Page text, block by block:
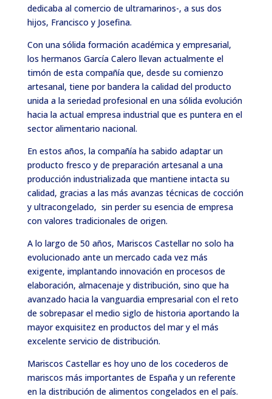
dedicaba al comercio de ultramarinos-, a sus dos
hijos, Francisco y Josefina.
Con una sólida formación académica y empresarial,
los hermanos García Calero llevan actualmente el
timón de esta compañía que, desde su comienzo
artesanal, tiene por bandera la calidad del producto
unida a la seriedad profesional en una sólida evolución
hacia la actual empresa industrial que es puntera en el
sector alimentario nacional.
En estos años, la compañía ha sabido adaptar un
producto fresco y de preparación artesanal a una
producción industrializada que mantiene intacta su
calidad, gracias a las más avanzas técnicas de cocción
y ultracongelado, sin perder su esencia de empresa
con valores tradicionales de origen.
A lo largo de 50 años, Mariscos Castellar no solo ha
evolucionado ante un mercado cada vez más
exigente, implantando innovación en procesos de
elaboración, almacenaje y distribución, sino que ha
avanzado hacia la vanguardia empresarial con el reto
de sobrepasar el medio siglo de historia aportando la
mayor exquisitez en productos del mar y el más
excelente servicio de distribución.
Mariscos Castellar es hoy uno de los cocederos de
mariscos más importantes de España y un referente
en la distribución de alimentos congelados en el país.